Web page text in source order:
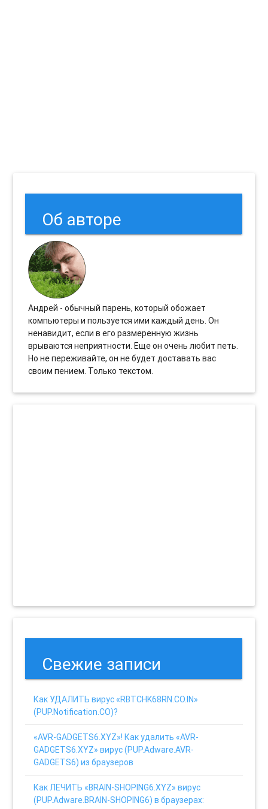
Об авторе
Андрей - обычный парень, который обожает
компьютеры и пользуется ими каждый день. Он
ненавидит, если в его размеренную жизнь
врываются неприятности. Еще он очень любит петь.
Но не переживайте, он не будет доставать вас
своим пением. Только текстом.
Свежие записи
Как УДАЛИТЬ вирус «RBTCHK68RN.CO.IN»
(PUP.Notification.CO)?
«AVR-GADGETS6.XYZ»! Как удалить «AVR-
GADGETS6.XYZ» вирус (PUP.Adware.AVR-
GADGETS6) из браузеров
Как ЛЕЧИТЬ «BRAIN-SHOPING6.XYZ» вирус
(PUP.Adware.BRAIN-SHOPING6) в браузерах: